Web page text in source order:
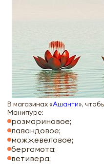
В магазинах «Ашанти»,
Манипуре:
розмариновое;
лавандовое;
можжевеловое;
бергамота;
ветивера.